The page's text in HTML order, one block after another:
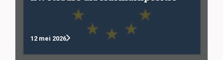
12 mei 2026